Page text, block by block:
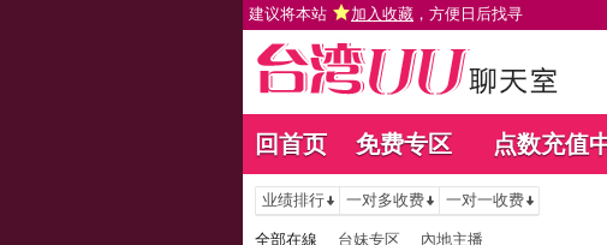
建议将本站 加入收藏 ，方便日后找寻
回首页 免费专区 点数充值
业绩排行 一对多收费 一对一收费
全部在線 台妹专区 內地主播